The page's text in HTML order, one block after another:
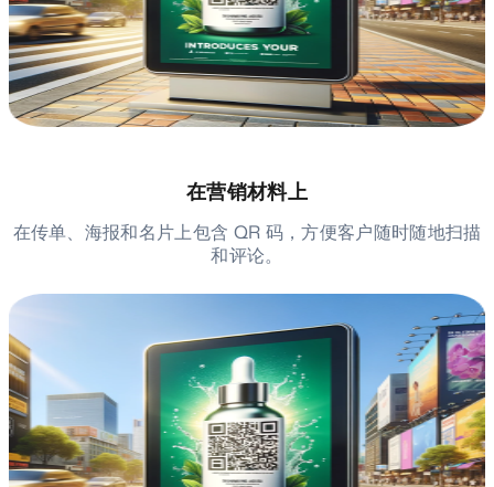
在营销材料上
在传单、海报和名片上包含 QR 码，方便客户随时随地扫描
和评论。